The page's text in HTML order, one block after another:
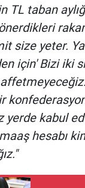
TL taban
size yeter.
için' Bizi iki
yerde kabul
hesabı